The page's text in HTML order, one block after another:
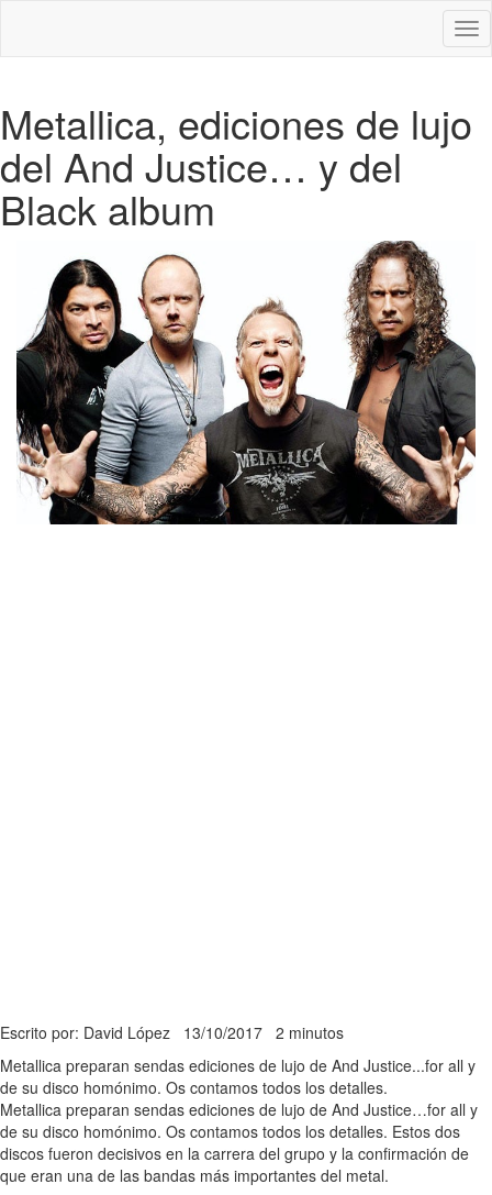
Metallica, ediciones de lujo
del And Justice… y del
Black album
Escrito por: David López 13/10/2017 2 minutos
Metallica preparan sendas ediciones de lujo de And Justice...for all y
de su disco homónimo. Os contamos todos los detalles.
Metallica preparan sendas ediciones de lujo de And Justice…for all y
de su disco homónimo. Os contamos todos los detalles. Estos dos
discos fueron decisivos en la carrera del grupo y la confirmación de
que eran una de las bandas más importantes del metal.